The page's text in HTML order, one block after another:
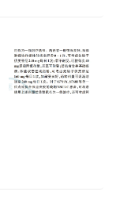
突变不能只看